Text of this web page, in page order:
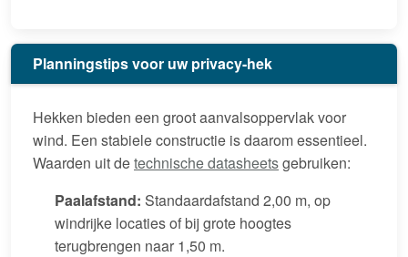
Planningstips voor uw privacy-hek
Hekken bieden een groot aanvalsoppervlak voor
wind. Een stabiele constructie is daarom essentieel.
Waarden uit detechnische datasheetsgebruiken:
Paalafstand: Standaardafstand 2,00 m, op
windrijke locaties of bij grote hoogtes
terugbrengen naar 1,50 m.